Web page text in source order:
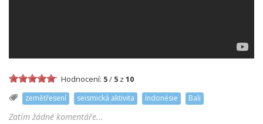
Hodnocení: 5/ 5 z 10
zemětřesení seismická aktivita Indonésie Bali
Zatím žádné komentáře...